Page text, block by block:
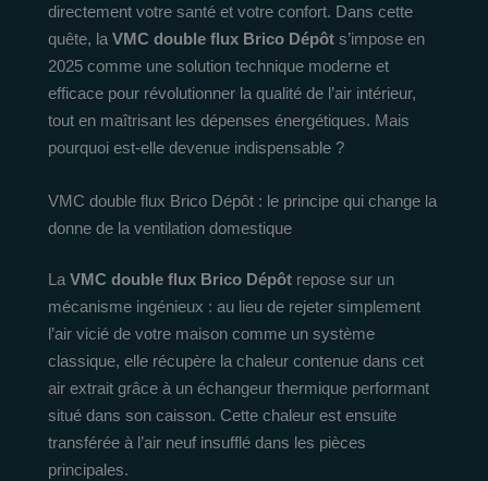
directement votre santé et votre confort. Dans cette
quête, la VMC double flux Brico Dépôt s’impose en
2025 comme une solution technique moderne et
efficace pour révolutionner la qualité de l’air intérieur,
tout en maîtrisant les dépenses énergétiques. Mais
pourquoi est-elle devenue indispensable ?
VMC double flux Brico Dépôt : le principe qui change la
donne de la ventilation domestique
LaVMC double flux Brico Dépôt repose sur un
mécanisme ingénieux : au lieu de rejeter simplement
l’air vicié de votre maison comme un système
classique, elle récupère la chaleur contenue dans cet
air extrait grâce à un échangeur thermique performant
situé dans son caisson. Cette chaleur est ensuite
transférée à l’air neuf insufflé dans les pièces
principales.